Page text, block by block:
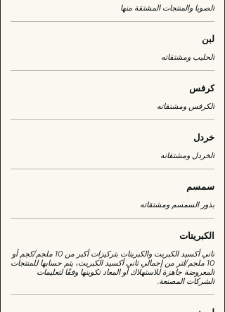
الصويا والمنتجات المشتقة منها
لبن
الحليب ومشتقاته
كرفس
الكرفس ومشتقاته
خردل
الخردل ومشتقاته
سمسم
بذور السمسم ومشتقاته
الكبريتات
ثاني أكسيد الكبريت والكبريتات بتركيزات أكبر من 10 ملجم/كجم أو
10 ملجم/لتر من إجمالي ثاني أكسيد الكبريت، يتم حسابها للمنتجات
المعروضة جاهزة للاستهلاك أو المعاد تكوينها وفقًا لتعليمات
الشركات المصنعة.